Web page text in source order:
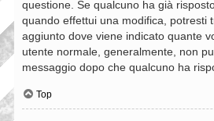
questione. Se qualcuno ha già
quando effettui una modifica, potresti
aggiunto dove viene indicato quante
utente normale, generalmente, non
messaggio dopo che qualcuno ha
Top